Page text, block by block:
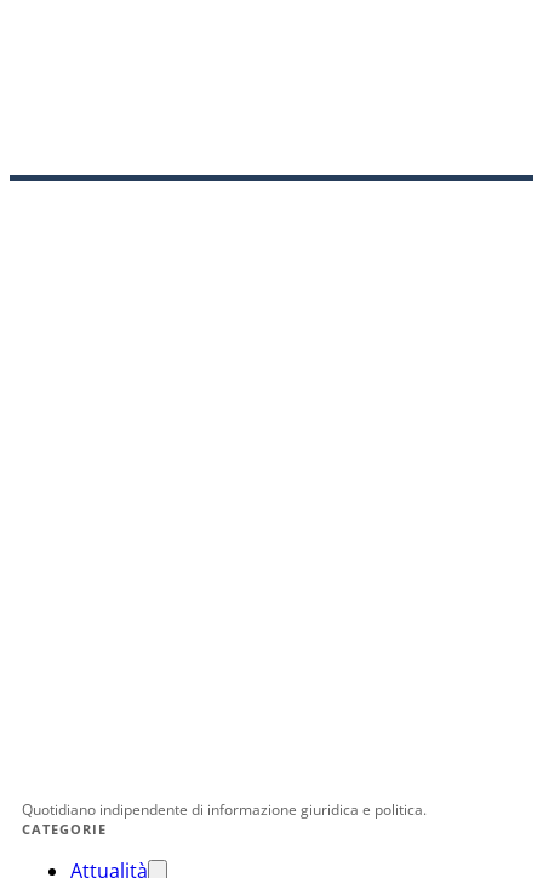
Quotidiano indipendente di informazione giuridica e politica.
CATEGORIE
Attualità